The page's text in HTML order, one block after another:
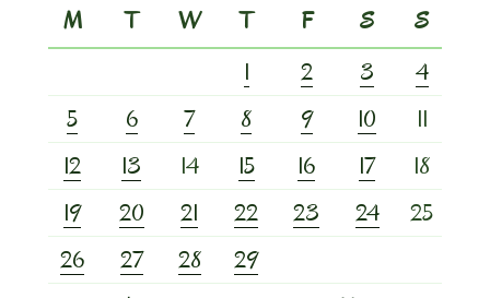
M
T W T F S
S
1
2 3
4
5
6 7 8 9 10
11
12
13 14 15 16 17
18
19
20 21 22 23 24
25
26
27 28
29